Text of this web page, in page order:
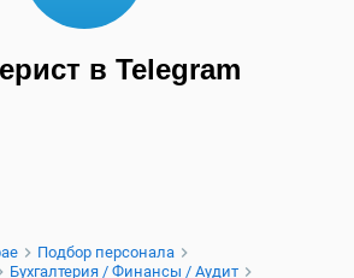
в Telegram
Подбор персонала
Бухгалтерия / Финансы / Аудит